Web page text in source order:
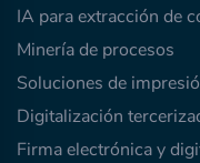
IA para extracción de
Minería de procesos
Soluciones de
Digitalización
Firma electrónica y